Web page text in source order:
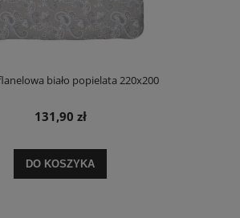
biało popielata 220x200
131,90 zł
DO KOSZYKA